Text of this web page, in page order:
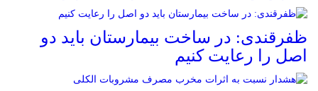
ظفرقندی: در ساخت بیمارستان باید دو
اصل را رعایت کنیم